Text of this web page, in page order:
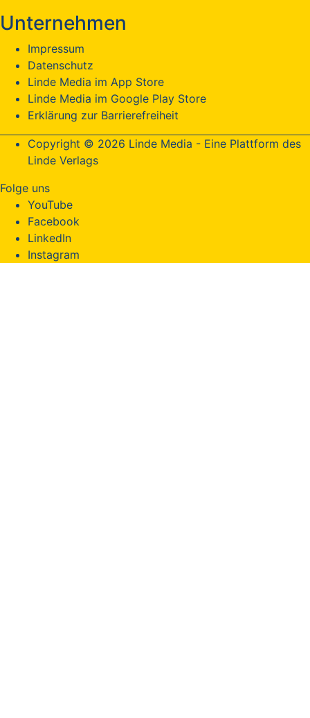
Unternehmen
Impressum
Datenschutz
Linde Media im App Store
Linde Media im Google Play Store
Erklärung zur Barrierefreiheit
Copyright © 2026 Linde Media - Eine Plattform des
Linde Verlags
Folge uns
YouTube
Facebook
LinkedIn
Instagram